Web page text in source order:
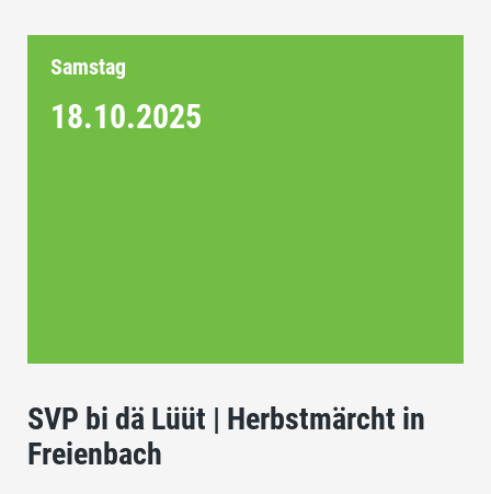
Samstag
18.10.2025
SVP bi dä Lüüt | Herbstmärcht in
Freienbach